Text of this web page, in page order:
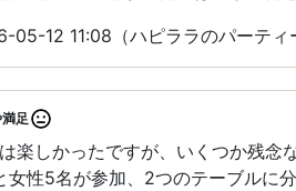
05-12 11:08（ハピララのパーティ
足
楽しかったですが、いくつか残念
女性5名が参加、2つのテーブルに